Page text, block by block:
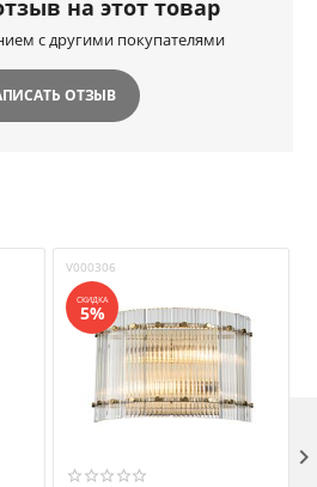
на этот товар
с другими покупателями
ОТЗЫВ
V000306
СКИДКА
5%
